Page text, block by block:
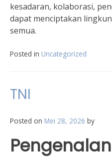
kesadaran, kolaborasi,
dapat menciptakan
semua.
Posted in Uncategorized
TNI
Posted on Mei 28, 2026 by